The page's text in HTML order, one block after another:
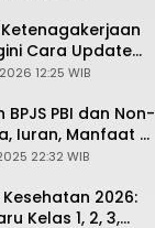
Ketenagakerjaan
Cara Update
HP di JMO
12:25 WIB
PBI dan Non-
Iuran, Manfaat &
Terbaru 2026
22:32 WIB
Kesehatan 2026:
Kelas 1, 2, 3,